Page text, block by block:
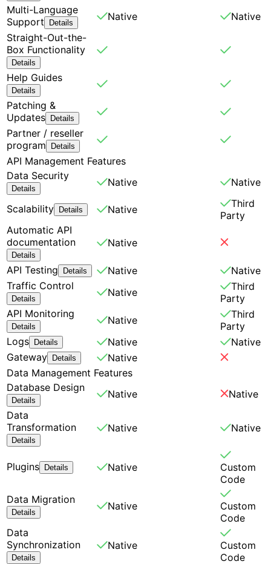
Multi-Language
Support
Details
Native
Native
Straight-Out-the-
Box Functionality
Details
Help Guides
Details
Patching &
Updates Details
Partner / reseller
program
Details
API Management Features
Data Security
Details
Native Native
Scalability Details Native
Third
Party
Automatic API
documentation
Details
Native
API Testing Details Native
Native
Traffic Control
Details
Native
Third
Party
API Monitoring
Details
Native
Third
Party
Logs Details Native
Native
Gateway Details
Native
Data Management Features
Database Design
Details
Native
Native
Data
Transformation
Details
Native Native
Plugins Details Native
Custom
Code
Data Migration
Details
Native
Custom
Code
Data
Synchronization
Details
Native
Custom
Code